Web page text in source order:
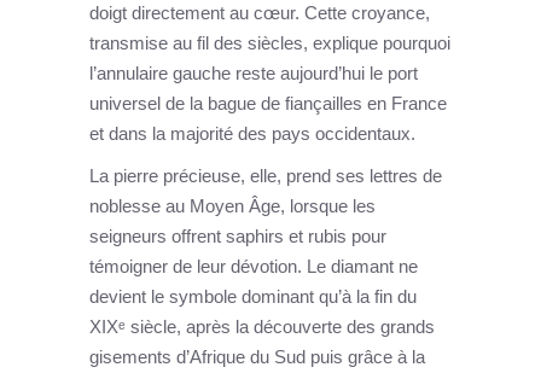
doigt directement au cœur. Cette croyance,
transmise au fil des siècles, explique pourquoi
l’annulaire gauche reste aujourd’hui le port
universel de la bague de fiançailles en France
et dans la majorité des pays occidentaux.
La pierre précieuse, elle, prend ses lettres de
noblesse au Moyen Âge, lorsque les
seigneurs offrent saphirs et rubis pour
témoigner de leur dévotion. Le diamant ne
devient le symbole dominant qu’à la fin du
XIXᵉ siècle, après la découverte des grands
gisements d’Afrique du Sud puis grâce à la